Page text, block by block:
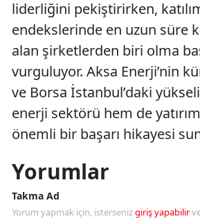
liderliğini pekiştirirken,
endekslerinde en uzun süre
alan şirketlerden biri olma
vurguluyor. Aksa Enerji’nin
ve Borsa İstanbul’daki
enerji sektörü hem de
önemli bir başarı hikayesi
Yorumlar
Takma Ad
Yorum yapmak için, istersenizgiriş yapabilir